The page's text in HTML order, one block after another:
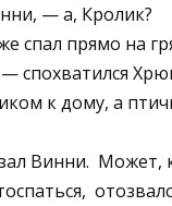
— а, Кролик?
спал прямо на
спохватился
к дому, а
Винни. ­ Может,